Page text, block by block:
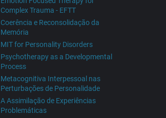
Complex Trauma - EFTT
Coerência e Reconsolidação da
Memória
MIT for Personality Disorders
Psychotherapy as a Developmental
Process
Metacognitiva Interpessoal nas
Perturbações de Personalidade
A Assimilação de Experiências
Problemáticas